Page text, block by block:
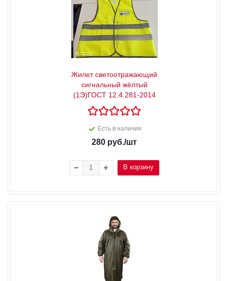
Жилет светоотражающий
сигнальный жёлтый
(1Э)ГОСТ 12.4.281-2014
Есть в наличии
280 руб./шт
В корзину